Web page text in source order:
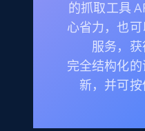
的抓取工具
心省力，也
服务，获
完全结构化
新，并可按